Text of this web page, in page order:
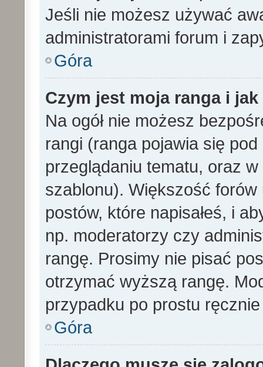
Jeśli nie możesz używać
administratorami forum i
Góra
Czym jest moja ranga i
Na ogół nie możesz
rangi (ranga pojawia się
przeglądaniu tematu, oraz
szablonu). Większość
postów, które napisałeś, i
np. moderatorzy czy
rangę. Prosimy nie pisać
otrzymać wyższą rangę.
przypadku po prostu
Góra